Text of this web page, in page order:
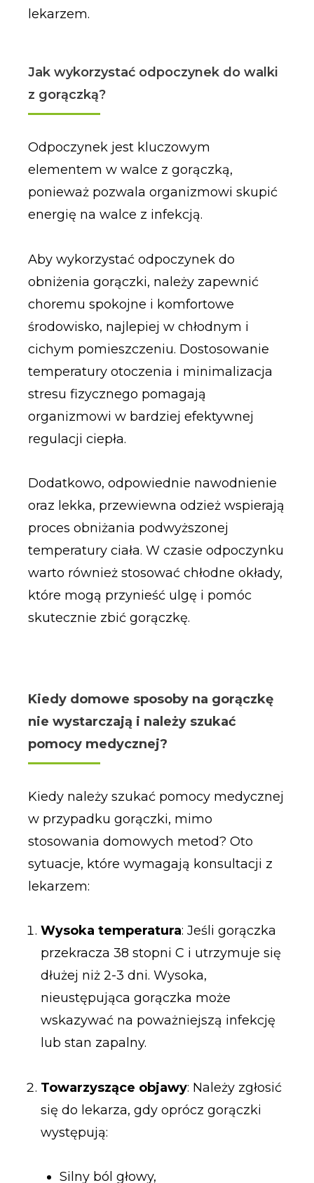
lekarzem.
Jak wykorzystać odpoczynek do walki
z gorączką?
Odpoczynek jest kluczowym
elementem w walce z gorączką,
ponieważ pozwala organizmowi skupić
energię na walce z infekcją.
Aby wykorzystać odpoczynek do
obniżenia gorączki, należy zapewnić
choremu spokojne i komfortowe
środowisko, najlepiej w chłodnym i
cichym pomieszczeniu. Dostosowanie
temperatury otoczenia i minimalizacja
stresu fizycznego pomagają
organizmowi w bardziej efektywnej
regulacji ciepła.
Dodatkowo, odpowiednie nawodnienie
oraz lekka, przewiewna odzież wspierają
proces obniżania podwyższonej
temperatury ciała. W czasie odpoczynku
warto również stosować chłodne okłady,
które mogą przynieść ulgę i pomóc
skutecznie zbić gorączkę.
Kiedy domowe sposoby na gorączkę
nie wystarczają i należy szukać
pomocy medycznej?
Kiedy należy szukać pomocy medycznej
w przypadku gorączki, mimo
stosowania domowych metod? Oto
sytuacje, które wymagają konsultacji z
lekarzem:
Wysoka temperatura: Jeśli gorączka
przekracza 38 stopni C i utrzymuje się
dłużej niż 2-3 dni. Wysoka,
nieustępująca gorączka może
wskazywać na poważniejszą infekcję
lub stan zapalny.
Towarzyszące objawy: Należy zgłosić
się do lekarza, gdy oprócz gorączki
występują:
Silny ból głowy,